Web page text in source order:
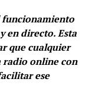
funcionamiento
en directo. Esta
que cualquier
radio online con
ese